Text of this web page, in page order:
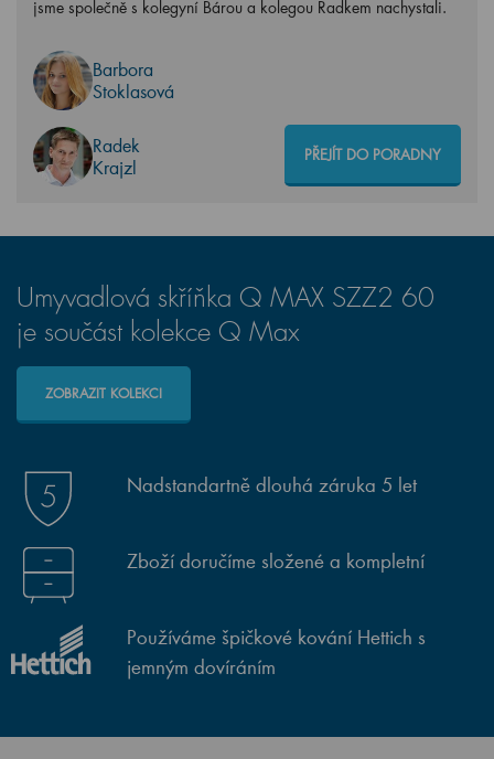
jsme společně s kolegyní Bárou a kolegou Radkem nachystali.
Barbora
Stoklasová
Radek
Krajzl
PŘEJÍT DO PORADNY
Umyvadlová skříňka Q MAX SZZ2 60
je součást kolekce Q Max
ZOBRAZIT KOLEKCI
Nadstandartně dlouhá záruka 5 let
Zboží doručíme složené a kompletní
Používáme špičkové kování Hettich s
jemným dovíráním